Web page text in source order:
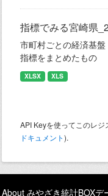
指標でみる宮崎県
市町村ごとの経済基
指標をまとめたもの
XLSX XLS
API Keyを使ってこのレ
ドキュメント).
About みやざき統計BOXデ